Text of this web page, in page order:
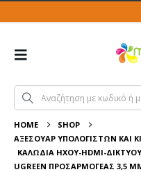
HOME
SHOP
ΑΞΕΣΟΥΆΡ ΥΠΟΛΟΓΙΣΤΏΝ ΚΑΙ
ΚΑΛΏΔΙΑ ΉΧΟΥ-HDMI-ΔΙΚΤΎΟΥ
UGREEN ΠΡΟΣΑΡΜΟΓΈΑΣ 3,5